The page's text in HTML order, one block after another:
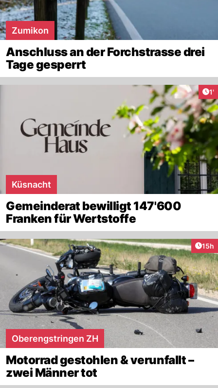
Zumikon
Anschluss an der Forchstrasse drei
Tage gesperrt
1'
Küsnacht
Gemeinderat bewilligt 147'600
Franken für Wertstoffe
15h
Oberengstringen ZH
Motorrad gestohlen & verunfallt –
zwei Männer tot